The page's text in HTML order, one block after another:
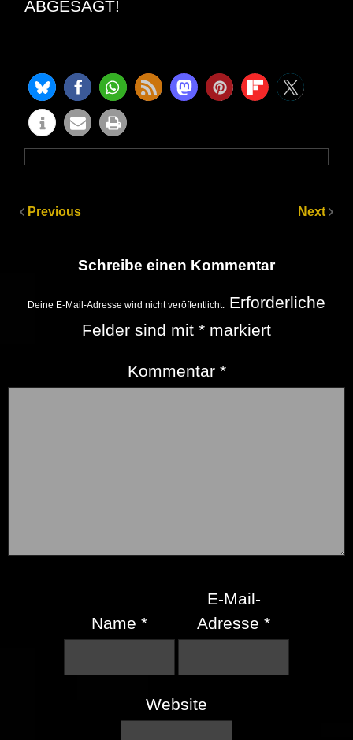
ABGESAGT!
Previous Next
Schreibe einen Kommentar
Deine E-Mail-Adresse wird nicht veröffentlicht. Erforderliche
Felder sind mit * markiert
Kommentar *
Name *
E-Mail-
Adresse*
Website